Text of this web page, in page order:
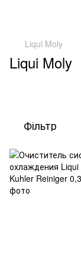
Liqui Moly
Liqui Moly
Фільтр